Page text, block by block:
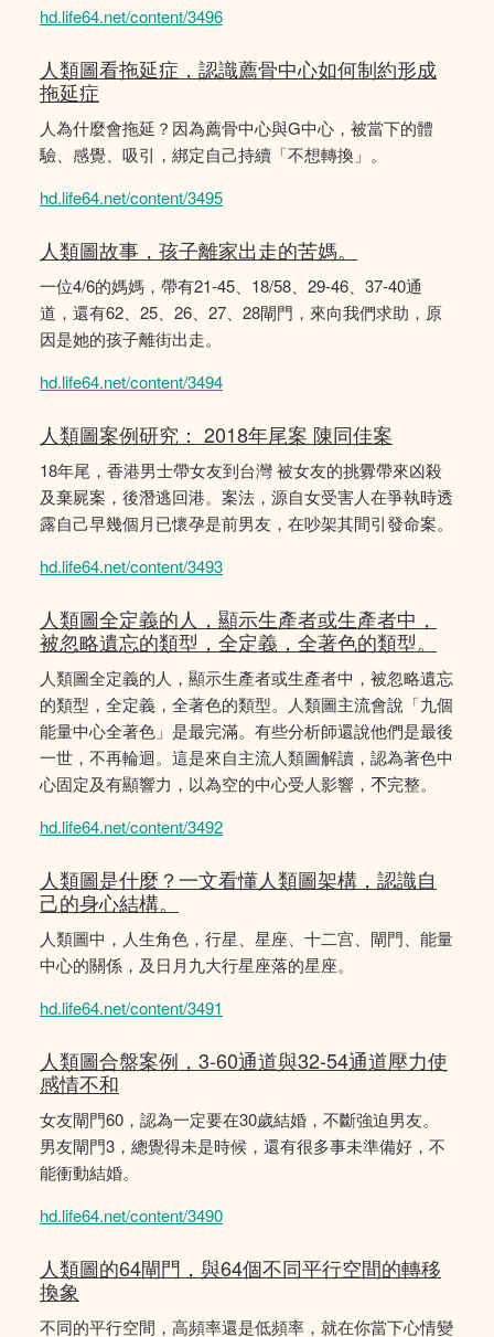
hd.life64.net/content/3496
人類圖看拖延症，認識薦骨中心如何制約形成
拖延症
人為什麼會拖延？因為薦骨中心與G中心，被當下的體
驗、感覺、吸引，綁定自己持續「不想轉換」。
hd.life64.net/content/3495
人類圖故事，孩子離家出走的苦媽。
一位4/6的媽媽，帶有21-45、18/58、29-46、37-40通
道，還有62、25、26、27、28閘門，來向我們求助，原
因是她的孩子離街出走。
hd.life64.net/content/3494
人類圖案例研究： 2018年尾案 陳同佳案
18年尾，香港男士帶女友到台灣 被女友的挑釁帶來凶殺
及棄屍案，後潛逃回港。案法，源自女受害人在爭執時透
露自己早幾個月已懷孕是前男友，在吵架其間引發命案。
hd.life64.net/content/3493
人類圖全定義的人，顯示生產者或生產者中，
被忽略遺忘的類型，全定義，全著色的類型。
人類圖全定義的人，顯示生產者或生產者中，被忽略遺忘
的類型，全定義，全著色的類型。人類圖主流會說「九個
能量中心全著色」是最完滿。有些分析師還說他們是最後
一世，不再輪迴。這是來自主流人類圖解讀，認為著色中
心固定及有顯響力，以為空的中心受人影響，𣎴完整。
hd.life64.net/content/3492
人類圖是什麼？一文看懂人類圖架構，認識自
己的身心結構。
人類圖中，人生角色，行星、星座、十二宫、閘門、能量
中心的關係，及日月九大行星座落的星座。
hd.life64.net/content/3491
人類圖合盤案例，3-60通道與32-54通道壓力使
感情不和
女友閘門60，認為一定要在30歲結婚，不斷強迫男友。
男友閘門3，總覺得未是時候，還有很多事未準備好，不
能衝動結婚。
hd.life64.net/content/3490
人類圖的64閘門，與64個不同平行空間的轉移
換象
不同的平行空間，高頻率還是低頻率，就在你當下心情變